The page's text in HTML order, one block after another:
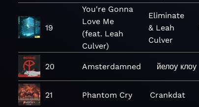
19
You're Gonna
Love Me
(feat. Leah
Culver)
Eliminate
& Leah
Culver
20 Amsterdamned йелоу клоу
21 Phantom Cry Crankdat